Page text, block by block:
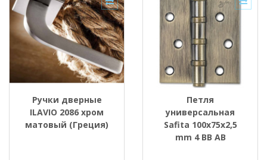
Ручки дверные
ILAVIO 2086 хром
матовый (Греция)
Петля
универсальная
Safita 100х75х2,5
mm 4 BB AB